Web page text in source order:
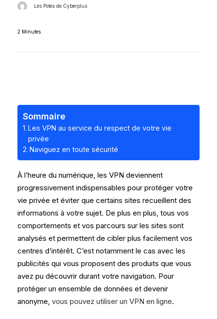
Les Potes de Cyberplus
2 Minutes
Sommaire
Les VPN au service du respect de votre vie
privée
Naviguez en toute sécurité
À l’heure du numérique, les VPN deviennent
progressivement indispensables pour protéger votre
vie privée et éviter que certains sites recueillent des
informations à votre sujet. De plus en plus, tous vos
comportements et vos parcours sur les sites sont
analysés et permettent de cibler plus facilement vos
centres d’intérêt. C’est notamment le cas avec les
publicités qui vous proposent des produits que vous
avez pu découvrir durant votre navigation. Pour
protéger un ensemble de données et devenir
anonyme, vous pouvez utiliser un VPN en ligne.